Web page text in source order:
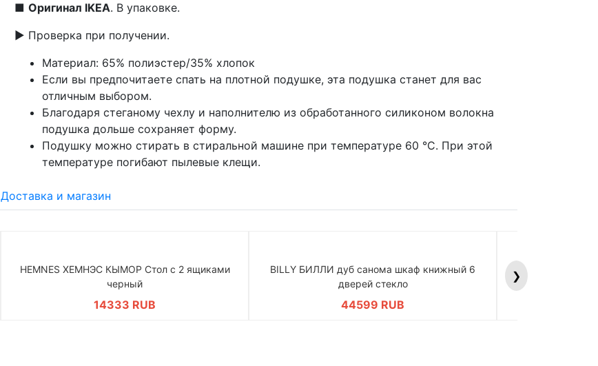
■ Оригинал IKEA. В упаковке.
▶ Проверка при получении.
Материал: 65% полиэстер/35% хлопок
Если вы предпочитаете спать на плотной подушке, эта подушка станет для вас
отличным выбором.
Благодаря стеганому чехлу и наполнителю из обработанного силиконом волокна
подушка дольше сохраняет форму.
Подушку можно стирать в стиральной машине при температуре 60 °C. При этой
температуре погибают пылевые клещи.
Доставка и магазин
HEMNES ХЕМНЭС КЫМОР Стол c 2 ящиками
черный
14333 RUB
BILLY БИЛЛИ дуб санома шкаф книжный 6
дверей стекло
44599 RUB
BILLY БИЛЛИ
❯